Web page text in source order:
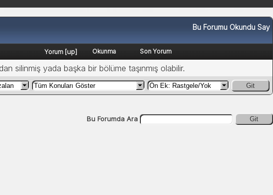
Bu Forumu Okundu Say
Yorum [up] Okunma Son Yorum
silinmiş yada başka bir bölüme taşınmış olabilir.
Git
Bu Forumda Ara Git